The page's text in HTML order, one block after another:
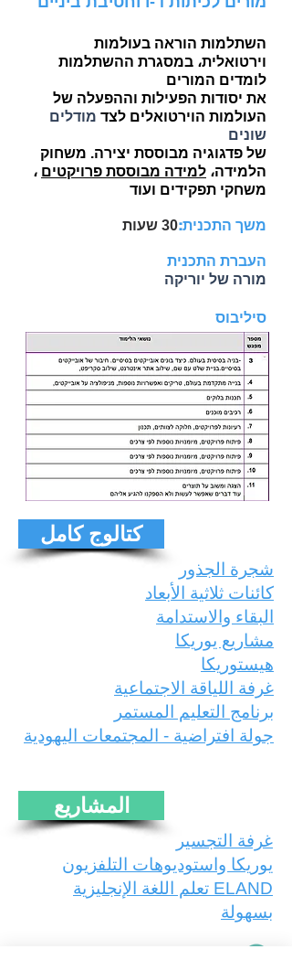
השתלמות הוראה בעולמות
וירטואלית، במסגרת ההשתלמות
לומדים המורים
את יסודות הפעילות וההפעלה של
העולמות הוירטואלים לצד מודלים
שונים
של פדגוגיה מבוססת יצירה. משחוק
הלמידה، למידה מבוססת פרויקטים ،
משחקי תפקידים ועוד
משך התכנית:30 שעות
העברת התכנית
מורה של יוריקה
סיליבוס
كتالوج كامل
شجرة الجذور
كائنات ثلاثية الأبعاد
البقاء والاستدامة
مشاريع يوريكا
هيستوريكا
غرفة اللياقة الاجتماعية
برنامج التعليم المستمر
جولة افتراضية - المجتمعات اليهودية
المشاريع
غرفة التجسير
يوريكا واستوديوهات التلفزيون
ELAND تعلم اللغة الإنجليزية
بسهولة